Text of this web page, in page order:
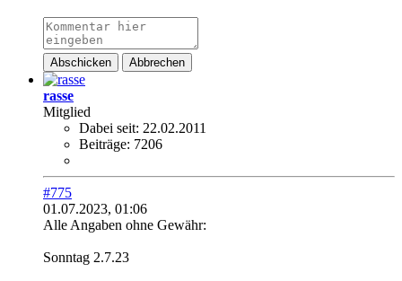
Abschicken Abbrechen
rasse
Mitglied
Dabei seit: 22.02.2011
Beiträge: 7206
#775
01.07.2023, 01:06
Alle Angaben ohne Gewähr:
Sonntag 2.7.23